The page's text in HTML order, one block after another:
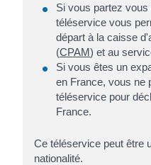
Si vous partez
téléservice vous
départ à la caisse
(CPAM) et au
Si vous êtes un
en France, vous ne
téléservice pour
France.
Ce téléservice peut être
nationalité.